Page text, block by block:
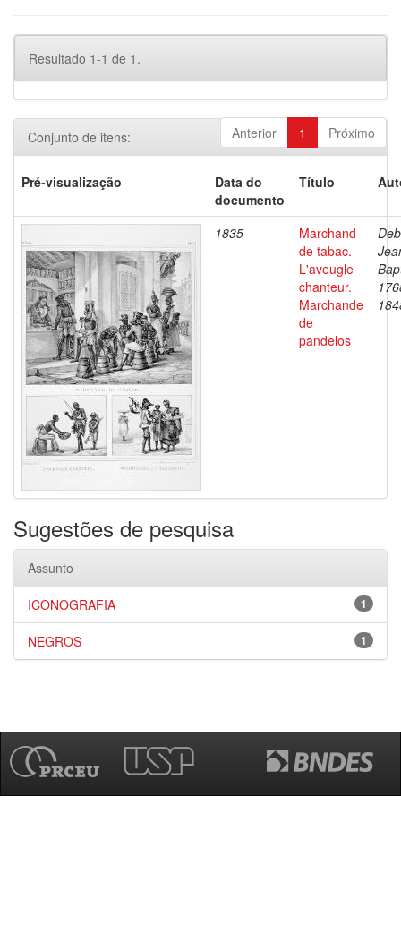
Resultado 1-1 de 1.
Anterior 1 Próximo
Conjunto de itens:
Pré-visualização
Data do
documento
Título
1835
Marchand
de tabac.
L'aveugle
chanteur.
Marchande
de
pandelos
Sugestões de pesquisa
Assunto
1
ICONOGRAFIA
1
NEGROS